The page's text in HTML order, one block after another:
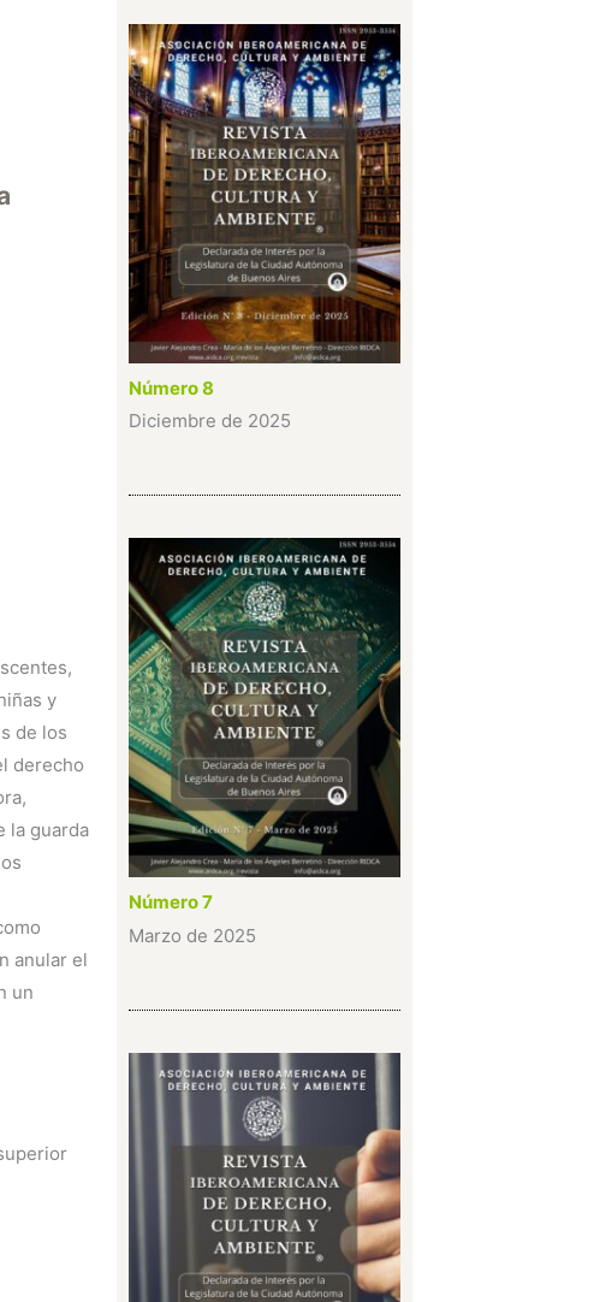
y
de los
derecho
la guarda
anular el
un
Número 8
Diciembre de 2025
Número 7
Marzo de 2025